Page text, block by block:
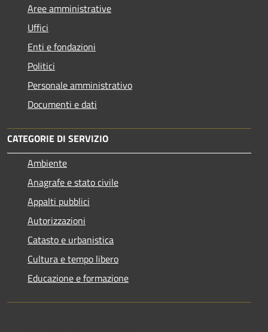
Aree amministrative
Uffici
Enti e fondazioni
Politici
Personale amministrativo
Documenti e dati
CATEGORIE DI SERVIZIO
Ambiente
Anagrafe e stato civile
Appalti pubblici
Autorizzazioni
Catasto e urbanistica
Cultura e tempo libero
Educazione e formazione